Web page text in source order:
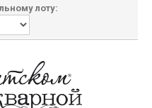
лоту: